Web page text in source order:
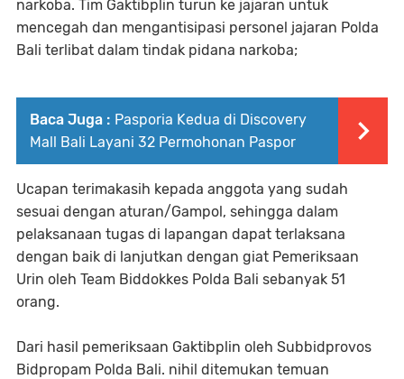
narkoba. Tim Gaktibplin turun ke jajaran untuk
mencegah dan mengantisipasi personel jajaran Polda
Bali terlibat dalam tindak pidana narkoba;
Baca Juga : Pasporia Kedua di Discovery
Mall Bali Layani 32 Permohonan Paspor
Ucapan terimakasih kepada anggota yang sudah
sesuai dengan aturan/Gampol, sehingga dalam
pelaksanaan tugas di lapangan dapat terlaksana
dengan baik di lanjutkan dengan giat Pemeriksaan
Urin oleh Team Biddokkes Polda Bali sebanyak 51
orang.
Dari hasil pemeriksaan Gaktibplin oleh Subbidprovos
Bidpropam Polda Bali. nihil ditemukan temuan